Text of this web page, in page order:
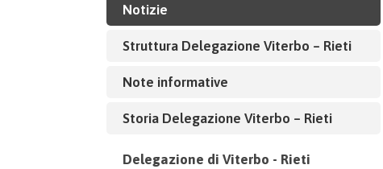
Notizie
Struttura Delegazione Viterbo – Rieti
Note informative
Storia Delegazione Viterbo – Rieti
Delegazione di Viterbo - Rieti